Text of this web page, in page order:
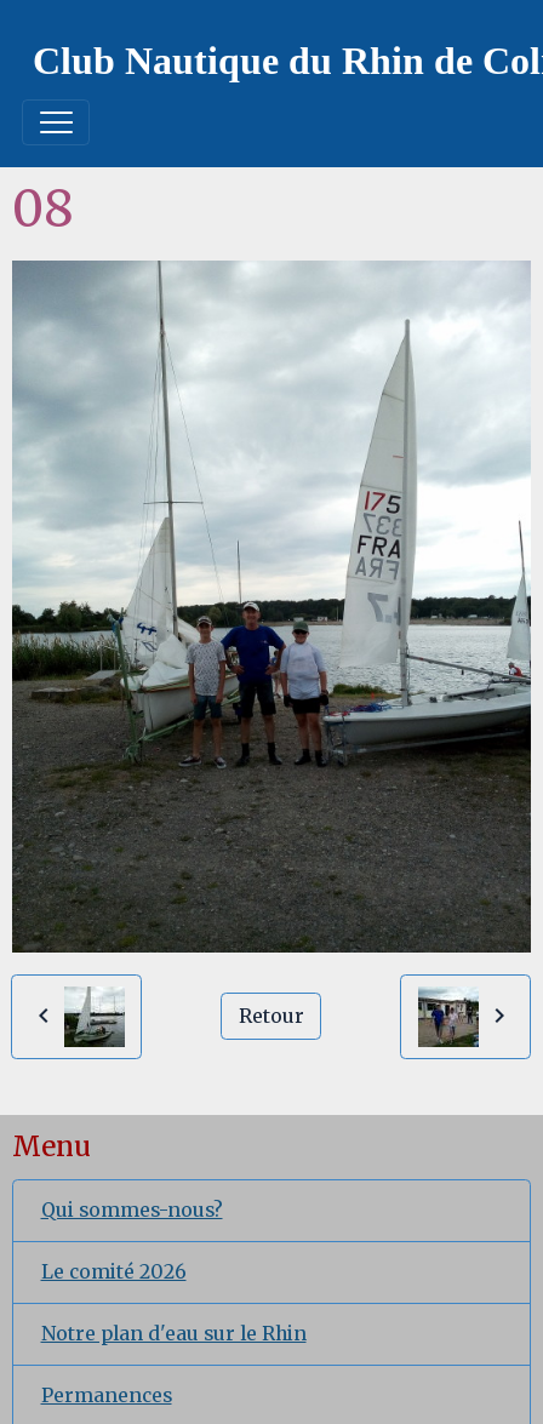
Club Nautique du Rhin de
08
Retour
Menu
Qui sommes-nous?
Le comité 2026
Notre plan d'eau sur le Rhin
Permanences